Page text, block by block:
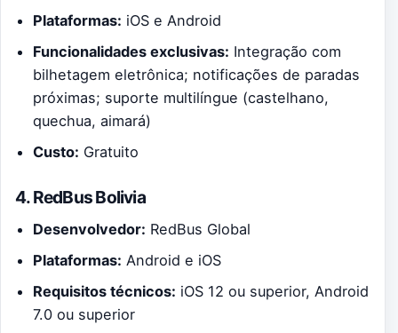
Plataformas: iOS e Android
Funcionalidades exclusivas: Integração com
bilhetagem eletrônica; notificações de paradas
próximas; suporte multilíngue (castelhano,
quechua, aimará)
Custo: Gratuito
4. RedBus Bolivia
Desenvolvedor: RedBus Global
Plataformas: Android e iOS
Requisitos técnicos: iOS 12 ou superior, Android
7.0 ou superior